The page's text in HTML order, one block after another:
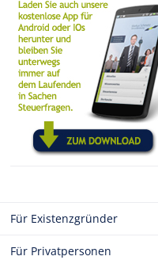
Für Existenzgründer
Für Privatpersonen